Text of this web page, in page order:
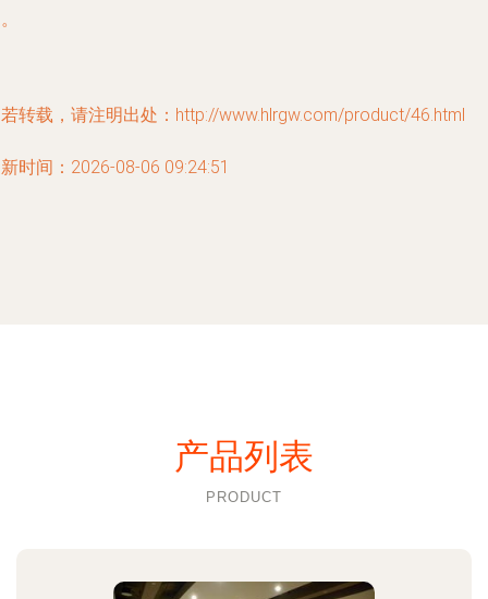
转载，请注明出处：http://www.hlrgw.com/product/46.html
时间：2026-08-06 09:24:51
产品列表
PRODUCT